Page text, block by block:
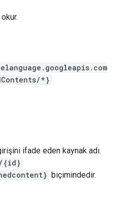
/*}
ifade eden kaynak adı.
{id}
biçimindedir.